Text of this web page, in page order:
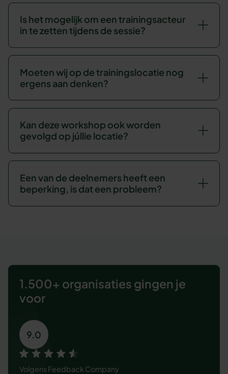
Is het mogelijk om een trainingsacteur
in te zetten tijdens de sessie?
Moeten wij op de trainingslocatie nog
ergens aan denken?
Kan deze workshop ook worden
gevolgd op júllie locatie?
Een van de deelnemers heeft een
beperking, is dat een probleem?
1.500+ organisaties gingen je
voor
9.0
VolgensFeedback Company